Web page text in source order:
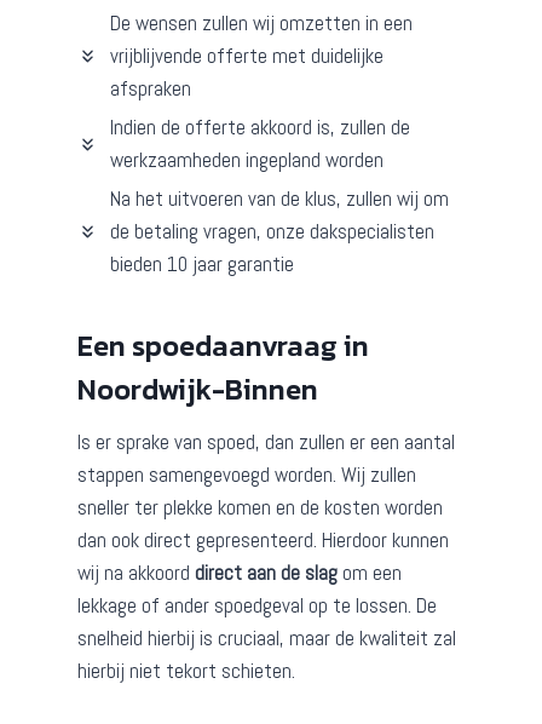
De wensen zullen wij omzetten in een
vrijblijvende offerte met duidelijke
afspraken
Indien de offerte akkoord is, zullen de
werkzaamheden ingepland worden
Na het uitvoeren van de klus, zullen wij om
de betaling vragen, onze dakspecialisten
bieden 10 jaar garantie
Een spoedaanvraag in
Noordwijk-Binnen
Is er sprake van spoed, dan zullen er een aantal
stappen samengevoegd worden. Wij zullen
sneller ter plekke komen en de kosten worden
dan ook direct gepresenteerd. Hierdoor kunnen
wij na akkoord direct aan de slag om een
lekkage of ander spoedgeval op te lossen. De
snelheid hierbij is cruciaal, maar de kwaliteit zal
hierbij niet tekort schieten.